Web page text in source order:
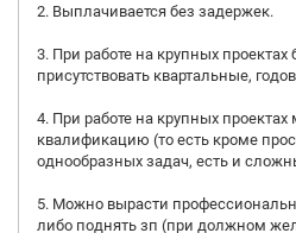
2. Выплачивается без задержек.
3. При работе на крупных
присутствовать квартальные,
4. При работе на крупных
квалификацию (то есть кроме
однообразных задач, есть и
5. Можно вырасти
либо поднять зп (при должном